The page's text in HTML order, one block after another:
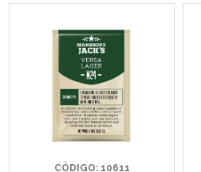
CÓDIGO: 10611